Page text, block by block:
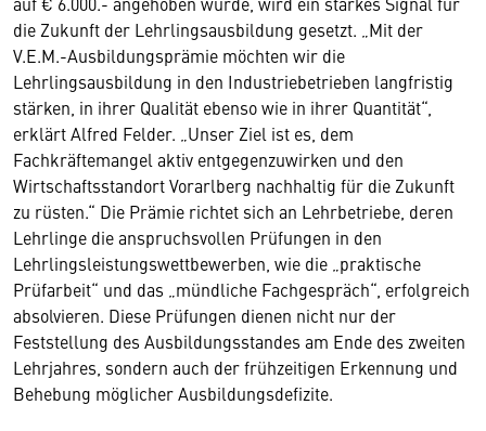
die Zukunft der Lehrlingsausbildung gesetzt. „Mit der
V.E.M.-Ausbildungsprämie möchten wir die
Lehrlingsausbildung in den Industriebetrieben langfristig
stärken, in ihrer Qualität ebenso wie in ihrer Quantität“,
erklärt Alfred Felder. „Unser Ziel ist es, dem
Fachkräftemangel aktiv entgegenzuwirken und den
Wirtschaftsstandort Vorarlberg nachhaltig für die Zukunft
zu rüsten.“ Die Prämie richtet sich an Lehrbetriebe, deren
Lehrlinge die anspruchsvollen Prüfungen in den
Lehrlingsleistungswettbewerben, wie die „praktische
Prüfarbeit“ und das „mündliche Fachgespräch“, erfolgreich
absolvieren. Diese Prüfungen dienen nicht nur der
Feststellung des Ausbildungsstandes am Ende des zweiten
Lehrjahres, sondern auch der frühzeitigen Erkennung und
Behebung möglicher Ausbildungsdefizite.